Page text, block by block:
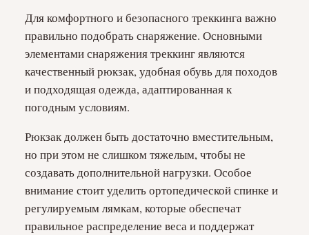
Для комфортного и безопасного треккинга важно
правильно подобрать снаряжение. Основными
элементами снаряжения треккинг являются
качественный рюкзак, удобная обувь для походов
и подходящая одежда, адаптированная к
погодным условиям.
Рюкзак должен быть достаточно вместительным,
но при этом не слишком тяжелым, чтобы не
создавать дополнительной нагрузки. Особое
внимание стоит уделить ортопедической спинке и
регулируемым лямкам, которые обеспечат
правильное распределение веса и поддержат